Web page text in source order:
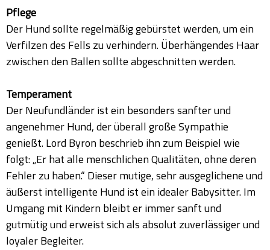
Pflege
Der Hund sollte regelmäßig gebürstet werden, um ein
Verfilzen des Fells zu verhindern. Überhängendes Haar
zwischen den Ballen sollte abgeschnitten werden.
Temperament
Der Neufundländer ist ein besonders sanfter und
angenehmer Hund, der überall große Sympathie
genießt. Lord Byron beschrieb ihn zum Beispiel wie
folgt: „Er hat alle menschlichen Qualitäten, ohne deren
Fehler zu haben.“ Dieser mutige, sehr ausgeglichene und
äußerst intelligente Hund ist ein idealer Babysitter. Im
Umgang mit Kindern bleibt er immer sanft und
gutmütig und erweist sich als absolut zuverlässiger und
loyaler Begleiter.